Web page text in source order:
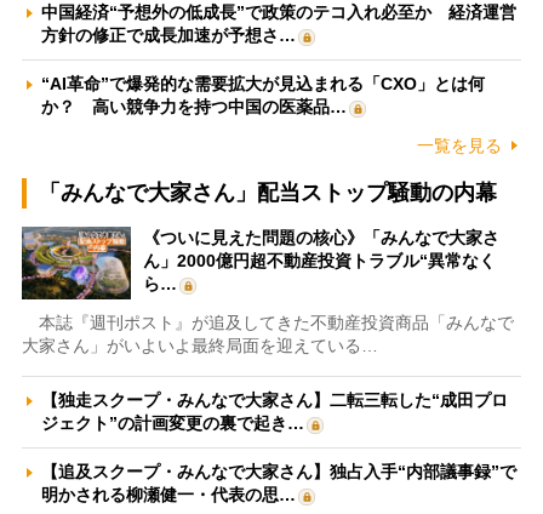
中国経済“予想外の低成長”で政策のテコ入れ必至か 経済運営
方針の修正で成長加速が予想さ…
“AI革命”で爆発的な需要拡大が見込まれる「CXO」とは何
か？ 高い競争力を持つ中国の医薬品…
一覧を見る
「みんなで大家さん」配当ストップ騒動の内幕
《ついに見えた問題の核心》「みんなで大家さ
ん」2000億円超不動産投資トラブル“異常なく
ら…
本誌『週刊ポスト』が追及してきた不動産投資商品「みんなで
大家さん」がいよいよ最終局面を迎えている…
【独走スクープ・みんなで大家さん】二転三転した“成田プロ
ジェクト”の計画変更の裏で起き…
【追及スクープ・みんなで大家さん】独占入手“内部議事録”で
明かされる柳瀬健一・代表の思…